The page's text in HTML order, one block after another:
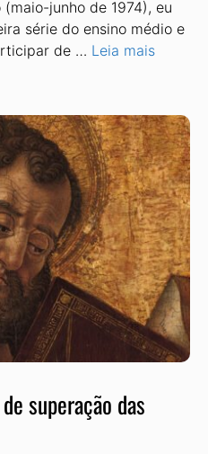
junho de 1974), eu
série do ensino médio e
de … Leia mais
superação das